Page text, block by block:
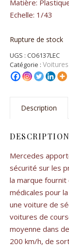
Matière:
Echelle: 1/43
Rupture de stock
UGS : CO6137LEC
Catégorie :
Description
DESCRIPTION
Mercedes
sécurité sur les
la marque
médicales pour
une voiture de
voitures de
moyenne dans
200 km/h, de